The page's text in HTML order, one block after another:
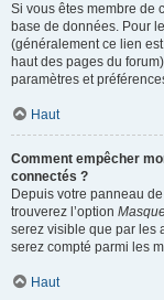
Si vous êtes membre de
base de données. Pour
(généralement ce lien
haut des pages du
paramètres et
Haut
Comment empêcher
connectés ?
Depuis votre panneau
trouverez l’option
serez visible que par les
serez compté parmi les
Haut